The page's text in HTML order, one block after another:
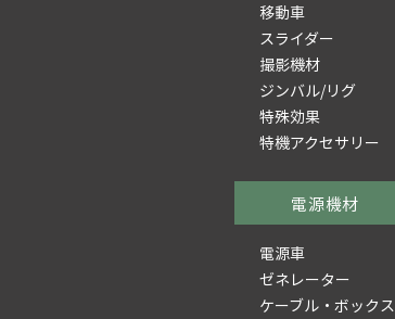
移動車
スライダー
撮影機材
ジンバル/リグ
特殊効果
特機アクセサリー
電源機材
電源車
ゼネレーター
ケーブル・ボックス